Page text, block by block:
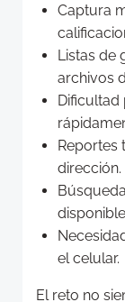
Captura
Listas de
archivos
Dificultad
Reportes
dirección.
el celular.
El reto no